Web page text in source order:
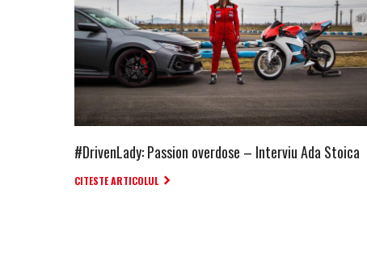
#DrivenLady: Passion overdose – Interviu Ada Stoica
CITESTE ARTICOLUL